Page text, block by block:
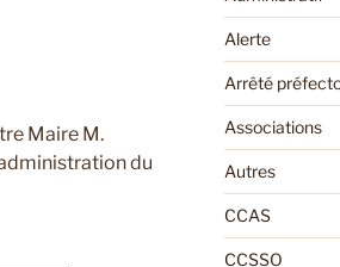
Maire M.
du
Alerte
Arrêté
Associations
Autres
CCAS
CCSSO